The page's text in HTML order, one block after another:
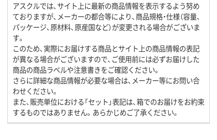
アスクルでは、サイト上に最新の商品情報を表示するよう努め
ておりますが、メーカーの都合等により、商品規格・仕様（容量、
パッケージ、原材料、原産国など）が変更される場合がございま
す。
このため、実際にお届けする商品とサイト上の商品情報の表記
が異なる場合がございますので、ご使用前には必ずお届けした
商品の商品ラベルや注意書きをご確認ください。
さらに詳細な商品情報が必要な場合は、メーカー等にお問い合
わせください。
また、販売単位における「セット」表記は、箱でのお届けをお約束
するものではありません。あらかじめご了承ください。